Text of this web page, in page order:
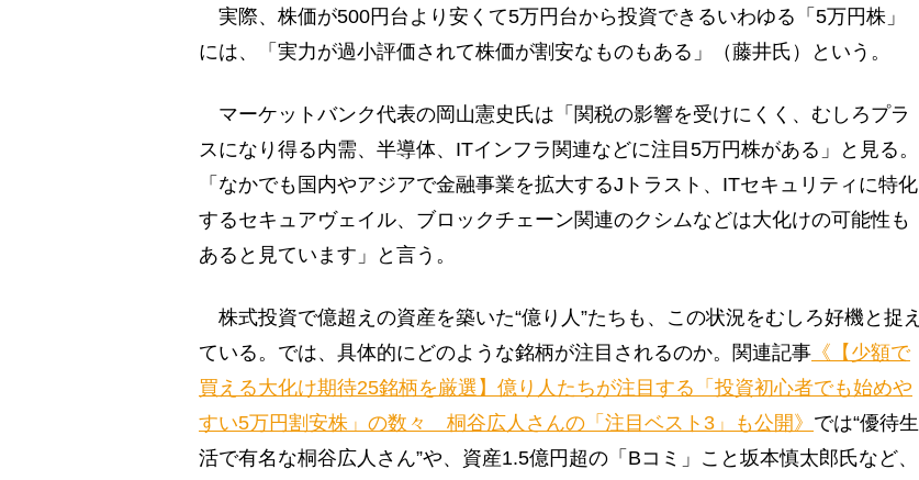
実際、株価が500円台より安くて5万円台から投資できるいわゆる「5万円株」
には、「実力が過小評価されて株価が割安なものもある」（藤井氏）という。
マーケットバンク代表の岡山憲史氏は「関税の影響を受けにくく、むしろプラ
スになり得る内需、半導体、ITインフラ関連などに注目5万円株がある」と見る。
「なかでも国内やアジアで金融事業を拡大するJトラスト、ITセキュリティに特化
するセキュアヴェイル、ブロックチェーン関連のクシムなどは大化けの可能性も
あると見ています」と言う。
株式投資で億超えの資産を築いた“億り人”たちも、この状況をむしろ好機と捉え
ている。では、具体的にどのような銘柄が注目されるのか。関連記事 《【少額で
買える大化け期待25銘柄を厳選】億り人たちが注目する「投資初心者でも始めや
すい5万円割安株」の数々 桐谷広人さんの「注目ベスト3」も公開》 では“優待生
活で有名な桐谷広人さん”や、資産1.5億円超の「Bコミ」こと坂本慎太郎氏など、